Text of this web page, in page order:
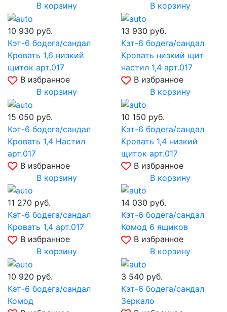
В корзину
В корзину
10 930 руб.
Кэт-6 бодега/сандал
Кровать 1,6 низкий
щиток арт.017
В избранное
В корзину
13 930 руб.
Кэт-6 бодега/сандал
Кровать низкий щит
настил 1,4 арт.017
В избранное
В корзину
15 050 руб.
Кэт-6 бодега/сандал
Кровать 1,4 Настил
арт.017
В избранное
В корзину
10 150 руб.
Кэт-6 бодега/сандал
Кровать 1,4 низкий
щиток арт.017
В избранное
В корзину
11 270 руб.
Кэт-6 бодега/сандал
Кровать 1,4 арт.017
В избранное
В корзину
14 030 руб.
Кэт-6 бодега/сандал
Комод 6 ящиков
В избранное
В корзину
10 920 руб.
Кэт-6 бодега/сандал
Комод
3 540 руб.
Кэт-6 бодега/сандал
Зеркало